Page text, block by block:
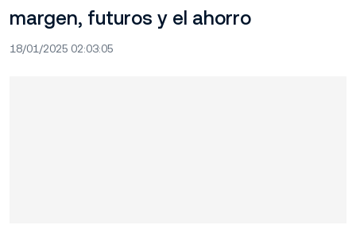
margen, futuros y el ahorro
18/01/2025 02:03:05